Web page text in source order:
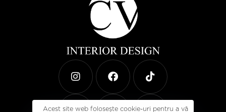
Acest site web folosește cookie-uri pentru a vă